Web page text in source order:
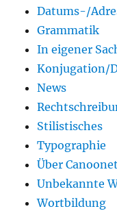
Datums-/
Grammatik
In eigener
Konjugation/
News
Stilistisches
Typographie
Über Canoonet
Unbekannte
Wortbildung